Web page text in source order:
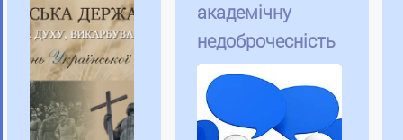
академічну
недоброчесність